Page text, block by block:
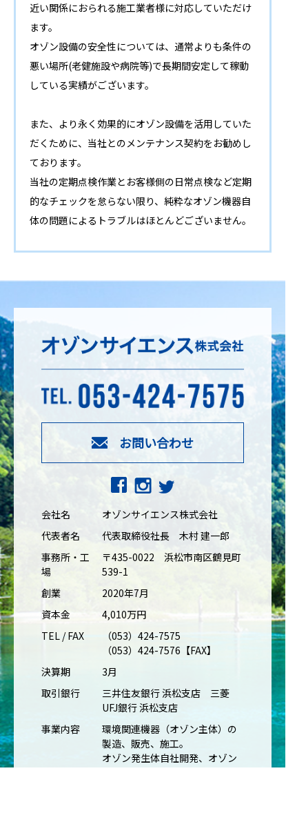
近い関係におられる施工業者様に対応していただけ
ます。
オゾン設備の安全性については、通常よりも条件の
悪い場所(老健施設や病院等)で長期間安定して稼動
している実績がございます。
また、より永く効果的にオゾン設備を活用していた
だくために、当社とのメンテナンス契約をお勧めし
ております。
当社の定期点検作業とお客様側の日常点検など定期
的なチェックを怠らない限り、純粋なオゾン機器自
体の問題によるトラブルはほとんどございません。
お問い合わせ
会社名
オゾンサイエンス株式会社
代表者名
代表取締役社長 木村 建一郎
事務所・工
場
〒435-0022 浜松市南区鶴見町
539-1
創業
2020年7月
資本金
4,010万円
TEL / FAX
（053）424-7575
（053）424-7576【FAX】
決算期
3月
取引銀行
三井住友銀行 浜松支店 三菱
UFJ銀行 浜松支店
事業内容
環境関連機器（オゾン主体）の
製造、販売、施工。
オゾン発生体自社開発、オゾン
装置開発製造、システム販売等